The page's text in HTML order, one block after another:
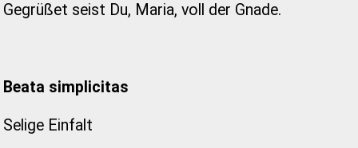
Gegrüßet seist Du, Maria, voll der Gnade.
Beata simplicitas
Selige Einfalt